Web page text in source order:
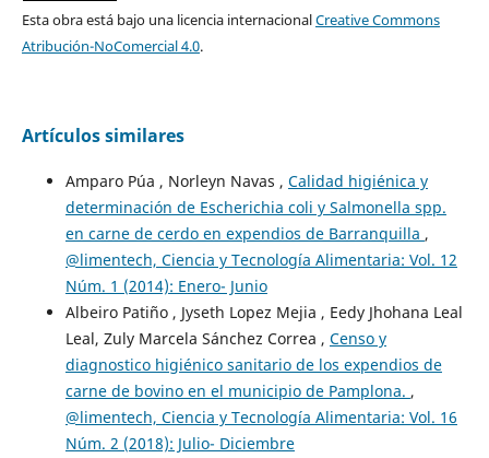
Esta obra está bajo una licencia internacionalCreative Commons
Atribución-NoComercial 4.0.
Artículos similares
Amparo Púa , Norleyn Navas , Calidad higiénica y
determinación de Escherichia coli y Salmonella spp.
en carne de cerdo en expendios de Barranquilla ,
@limentech, Ciencia y Tecnología Alimentaria: Vol. 12
Núm. 1 (2014): Enero- Junio
Albeiro Patiño , Jyseth Lopez Mejia , Eedy Jhohana Leal
Leal, Zuly Marcela Sánchez Correa , Censo y
diagnostico higiénico sanitario de los expendios de
carne de bovino en el municipio de Pamplona. ,
@limentech, Ciencia y Tecnología Alimentaria: Vol. 16
Núm. 2 (2018): Julio- Diciembre